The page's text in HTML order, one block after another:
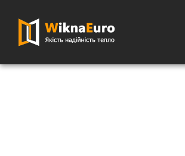
Главная страница»Каталог